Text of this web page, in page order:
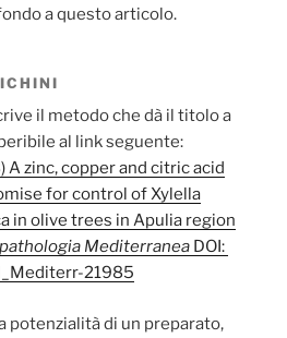
a questo articolo.
il metodo che dà il titolo a
al link seguente:
A zinc, copper and citric acid
for control of Xylella
in olive trees in Apulia region
Mediterranea DOI:
21985
potenzialità di un preparato,